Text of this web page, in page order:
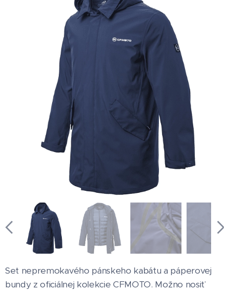
Set nepremokavého pánskeho kabátu a páperovej
bundy z oficiálnej kolekcie CFMOTO. Možno nosiť